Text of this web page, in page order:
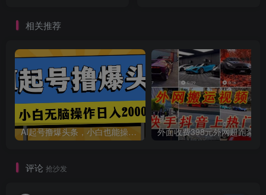
相关推荐
AI起号撸爆头条，小白也能操作，日入2000+
评论 抢沙发